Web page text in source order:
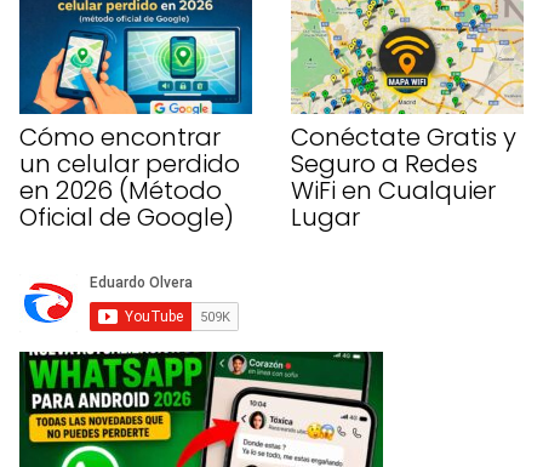
Cómo encontrar
un celular perdido
en 2026 (Método
Oficial de Google)
Conéctate Gratis y
Seguro a Redes
WiFi en Cualquier
Lugar